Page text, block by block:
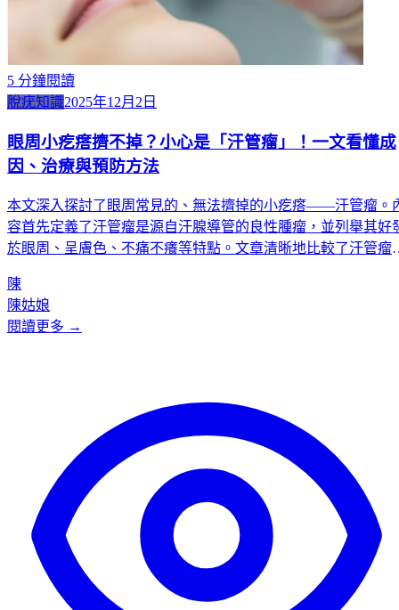
5 分鐘閱讀
脫疣知識2025年12月2日
眼周小疙瘩擠不掉？小心是「汗管瘤」！一文看懂成
因、治療與預防方法
本文深入探討了眼周常見的、無法擠掉的小疙瘩——汗管瘤。
容首先定義了汗管瘤是源自汗腺導管的良性腫瘤，並列舉其好
於眼周、呈膚色、不痛不癢等特點。文章清晰地比較了汗管瘤
不理可能擴散並影響眼部外觀。文中介紹了激光、電灼等專業
美治療方法，並強烈建議切勿自行擠壓。最後，推薦Kcentric作
為專業、安全的治療選擇，突出其在醫療級無菌環境中由經驗
陳
陳姑娘
閱讀更多 →